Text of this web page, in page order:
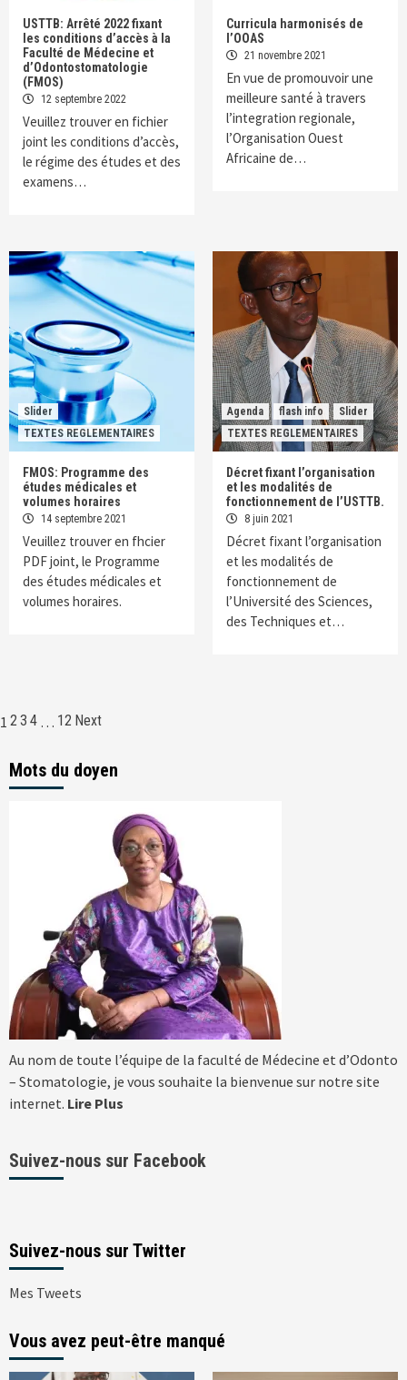
USTTB: Arrêté 2022 fixant
les conditions d’accès à la
Faculté de Médecine et
d’Odontostomatologie
(FMOS)
12 septembre 2022
Veuillez trouver en fichier
joint les conditions d’accès,
le régime des études et des
examens…
Curricula harmonisés de
l’OOAS
21 novembre 2021
En vue de promouvoir une
meilleure santé à travers
l’integration regionale,
l’Organisation Ouest
Africaine de…
Slider
TEXTES REGLEMENTAIRES
FMOS: Programme des
études médicales et
volumes horaires
14 septembre 2021
Veuillez trouver en fhcier
PDF joint, le Programme
des études médicales et
volumes horaires.
Agenda flash info
Slider
TEXTES REGLEMENTAIRES
Décret fixant l’organisation
et les modalités de
fonctionnement de l’USTTB.
8 juin 2021
Décret fixant l’organisation
et les modalités de
fonctionnement de
l’Université des Sciences,
des Techniques et…
Navigation
articles
1 2 3 4 … 12 Next
Mots du doyen
Au nom de toute l’équipe de la faculté de Médecine et d’Odonto
– Stomatologie, je vous souhaite la bienvenue sur notre site
internet. Lire Plus
Suivez-nous sur Facebook
Suivez-nous sur Twitter
Mes Tweets
Vous avez peut-être manqué